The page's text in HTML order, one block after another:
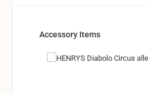
Produktgalerie überspringen
Accessory Items